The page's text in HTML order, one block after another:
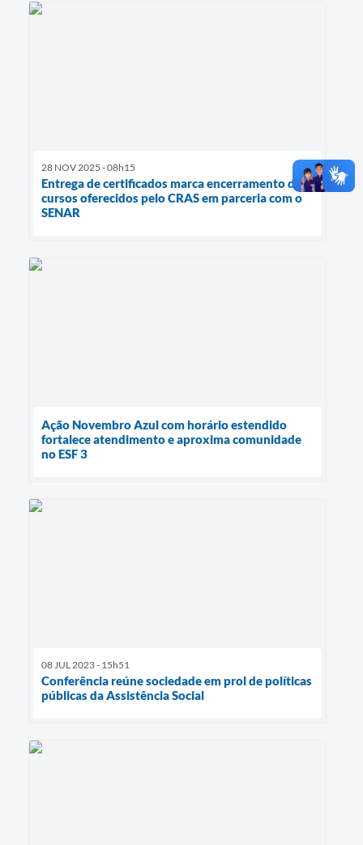
28 NOV 2025 - 08h15
Entrega de certificados marca encerramento dos
cursos oferecidos pelo CRAS em parceria com o
SENAR
Ação Novembro Azul com horário estendido
fortalece atendimento e aproxima comunidade
no ESF 3
08 JUL 2023 - 15h51
Conferência reúne sociedade em prol de políticas
públicas da Assistência Social